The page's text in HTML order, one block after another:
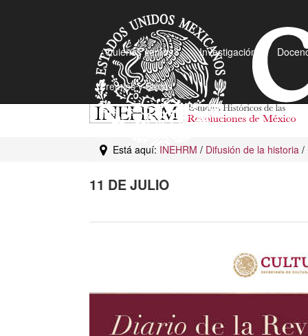
¿Quiénes somos? Investigación
Premios y Becas
Está aquí: INEHRM / Difusión de la historia /
11 DE JULIO